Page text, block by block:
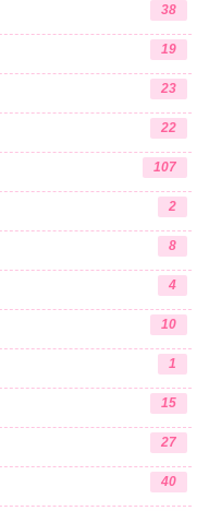
38
19
23
22
107
2
8
4
10
1
15
27
40